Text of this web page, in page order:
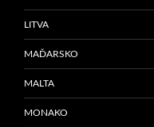
LITVA
MAĎARSKO
MALTA
MONAKO